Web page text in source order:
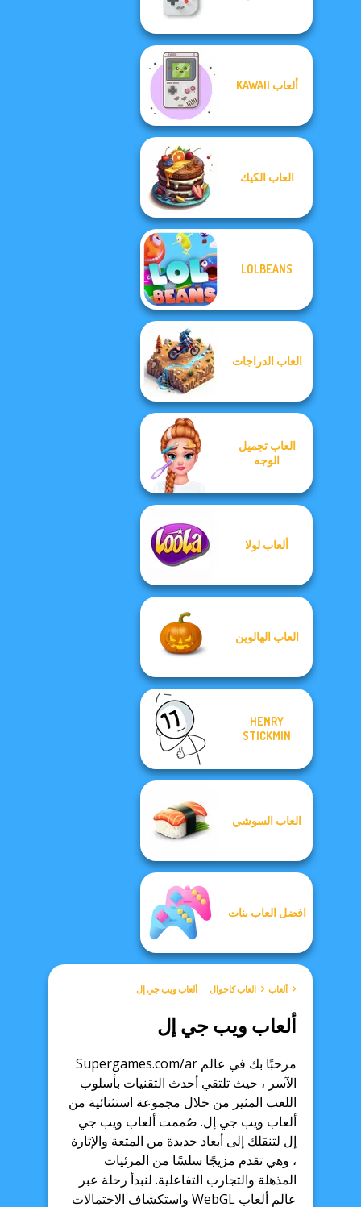
ألعاب KAWAII
العاب الكيك
LOLBEANS
العاب الدراجات
العاب تجميل
الوجه
ألعاب لولا
العاب الهالوين
HENRY
STICKMIN
العاب السوشي
افضل العاب بنات
ألعاب العاب كاجوال ألعاب ويب جي إل
ألعاب ويب جي إل
مرحبًا بك في عالم Supergames.com/ar
الآسر ، حيث تلتقي أحدث التقنيات بأسلوب
اللعب المثير من خلال مجموعة استثنائية من
ألعاب ويب جي إل. صُممت ألعاب ويب جي
إل لتنقلك إلى أبعاد جديدة من المتعة والإثارة
، وهي تقدم مزيجًا سلسًا من المرئيات
المذهلة والتجارب التفاعلية. لنبدأ رحلة عبر
عالم ألعاب WebGL واستكشاف الاحتمالات